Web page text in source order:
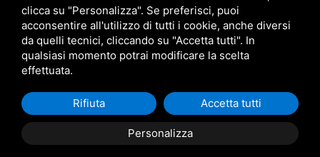
+39 342 7512118 (WhatsApp)
info@immaginabologna.it
Codice fiscale: RCCVNI79C17A944R • P.IVA: 02674861204 • R.E.A. N° BO 484715
Privacy•Sitemap
PolicyeTerms of Servicedi Google.
clicca su "Personalizza". Se preferisci, puoi
acconsentire all'utilizzo di tutti i cookie, anche diversi
da quelli tecnici, cliccando su "Accetta tutti". In
qualsiasi momento potrai modificare la scelta
effettuata.
Personalizza
Rifiuta Accetta tutti